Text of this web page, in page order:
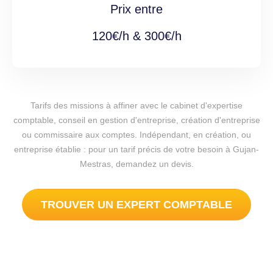
Prix entre
120€/h & 300€/h
Tarifs des missions à affiner avec le cabinet d'expertise
comptable, conseil en gestion d'entreprise, création d'entreprise
ou commissaire aux comptes. Indépendant, en création, ou
entreprise établie : pour un tarif précis de votre besoin à Gujan-
Mestras, demandez un devis.
TROUVER UN EXPERT COMPTABLE